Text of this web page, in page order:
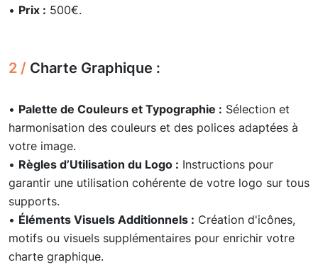
• Prix : 500€.
2 / Charte Graphique :
• Palette de Couleurs et Typographie : Sélection et
harmonisation des couleurs et des polices adaptées à
votre image.
• Règles d’Utilisation du Logo : Instructions pour
garantir une utilisation cohérente de votre logo sur tous
supports.
• Éléments Visuels Additionnels : Création d'icônes,
motifs ou visuels supplémentaires pour enrichir votre
charte graphique.